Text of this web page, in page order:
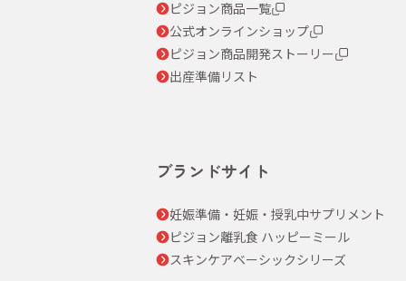
ピジョン商品一覧
公式オンラインショップ
ピジョン商品開発ストーリー
出産準備リスト
ブランドサイト
妊娠準備・妊娠・授乳中サプリメント
ピジョン離乳食 ハッピーミール
スキンケアベーシックシリーズ